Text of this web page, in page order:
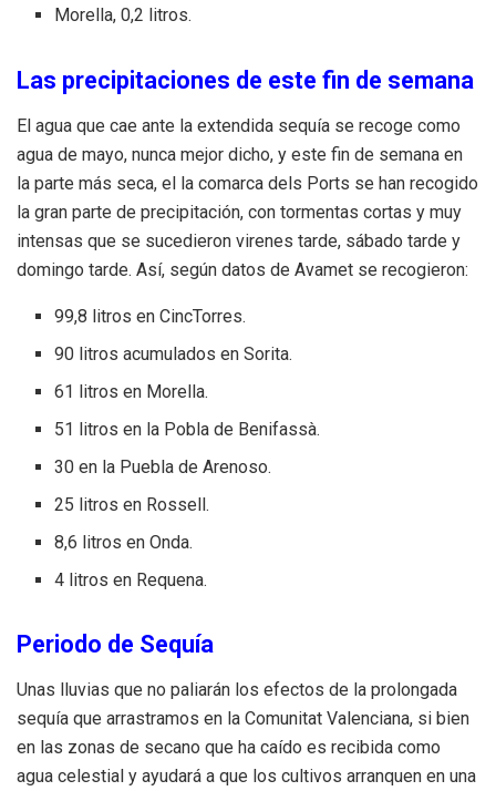
Morella, 0,2 litros.
Las precipitaciones de este fin de semana
El agua que cae ante la extendida sequía se recoge como
agua de mayo, nunca mejor dicho, y este fin de semana en
la parte más seca, el la comarca dels Ports se han recogido
la gran parte de precipitación, con tormentas cortas y muy
intensas que se sucedieron virenes tarde, sábado tarde y
domingo tarde. Así, según datos de Avamet se recogieron:
99,8 litros en CincTorres.
90 litros acumulados en Sorita.
61 litros en Morella.
51 litros en la Pobla de Benifassà.
30 en la Puebla de Arenoso.
25 litros en Rossell.
8,6 litros en Onda.
4 litros en Requena.
Periodo de Sequía
Unas lluvias que no paliarán los efectos de la prolongada
sequía que arrastramos en la Comunitat Valenciana, si bien
en las zonas de secano que ha caído es recibida como
agua celestial y ayudará a que los cultivos arranquen en una